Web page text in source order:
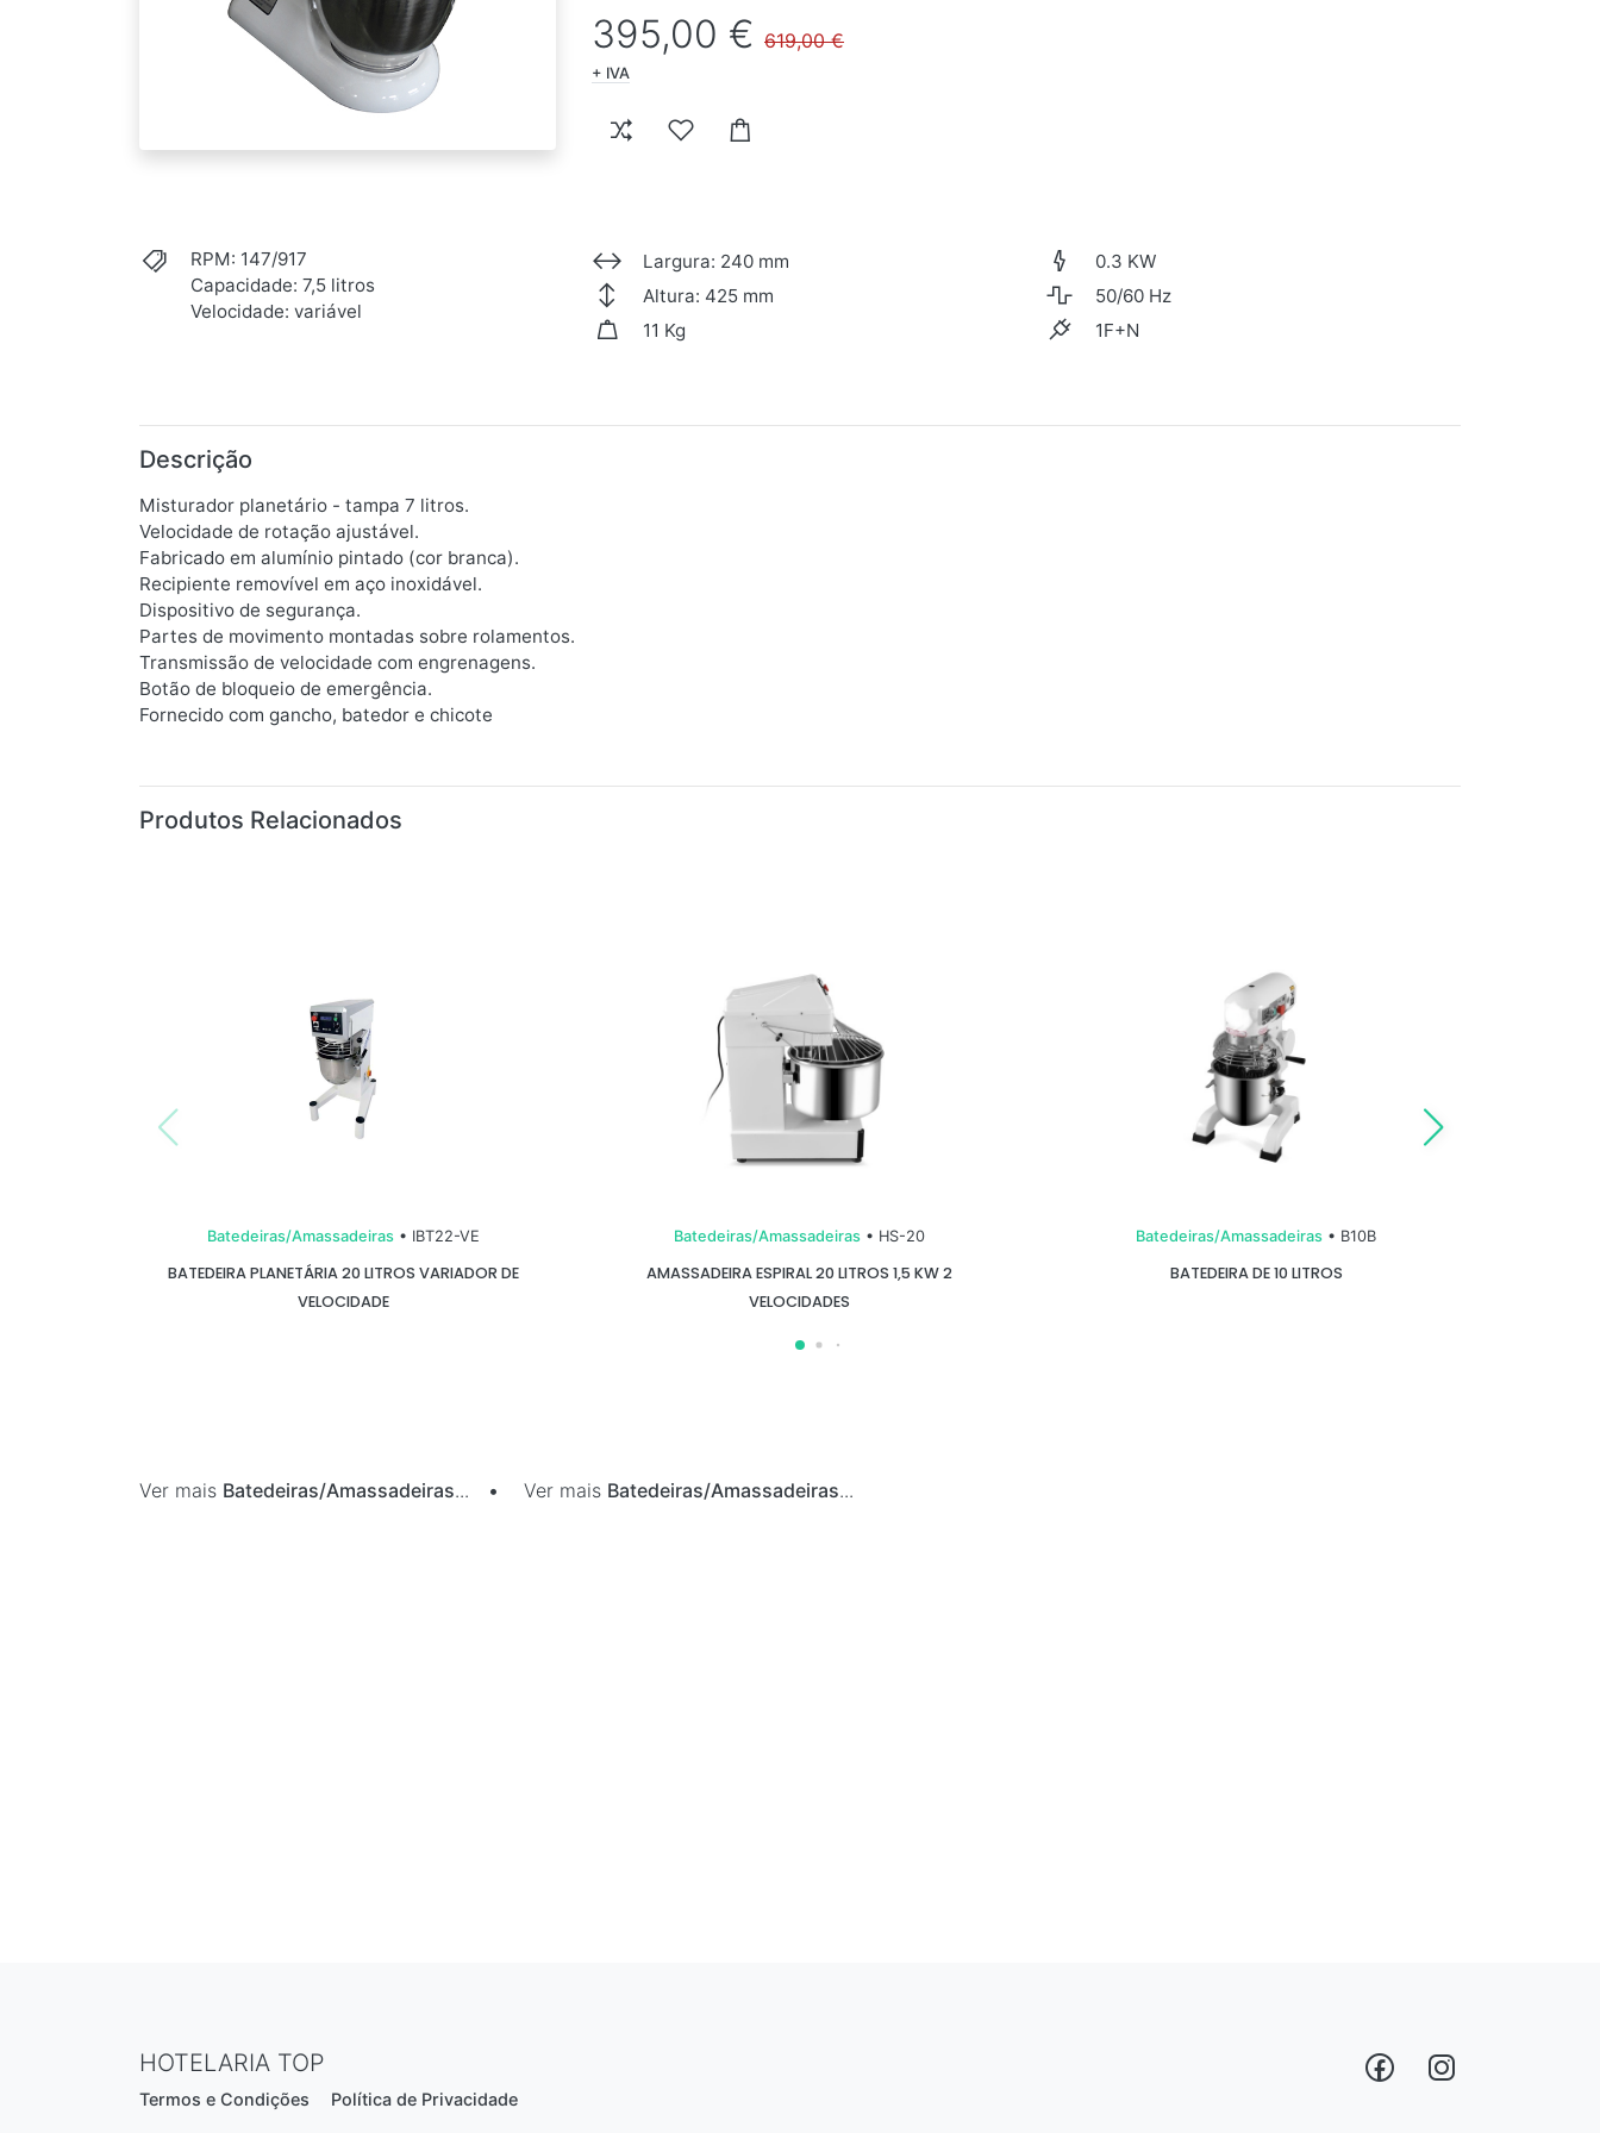
395,00 € 619,00 €
+ IVA
RPM: 147/917
Capacidade: 7,5 litros
Velocidade: variável
Largura: 240 mm
Altura: 425 mm
11 Kg
0.3 KW
50/60 Hz
1F+N
Descrição
Misturador planetário - tampa 7 litros.
Velocidade de rotação ajustável.
Fabricado em alumínio pintado (cor branca).
Recipiente removível em aço inoxidável.
Dispositivo de segurança.
Partes de movimento montadas sobre rolamentos.
Transmissão de velocidade com engrenagens.
Botão de bloqueio de emergência.
Fornecido com gancho, batedor e chicote
Produtos Relacionados
Batedeiras/Amassadeiras • IBT22-VE
BATEDEIRA PLANETÁRIA 20 LITROS VARIADOR DE
VELOCIDADE
Batedeiras/Amassadeiras • HS-20
AMASSADEIRA ESPIRAL 20 LITROS 1,5 KW 2
VELOCIDADES
Batedeiras/Amassadeiras • B10B
BATEDEIRA DE 10 LITROS
Ver mais Batedeiras/Amassadeiras... • Ver mais Batedeiras/Amassadeiras...
HOTELARIA TOP
Termos e Condições Política de Privacidade